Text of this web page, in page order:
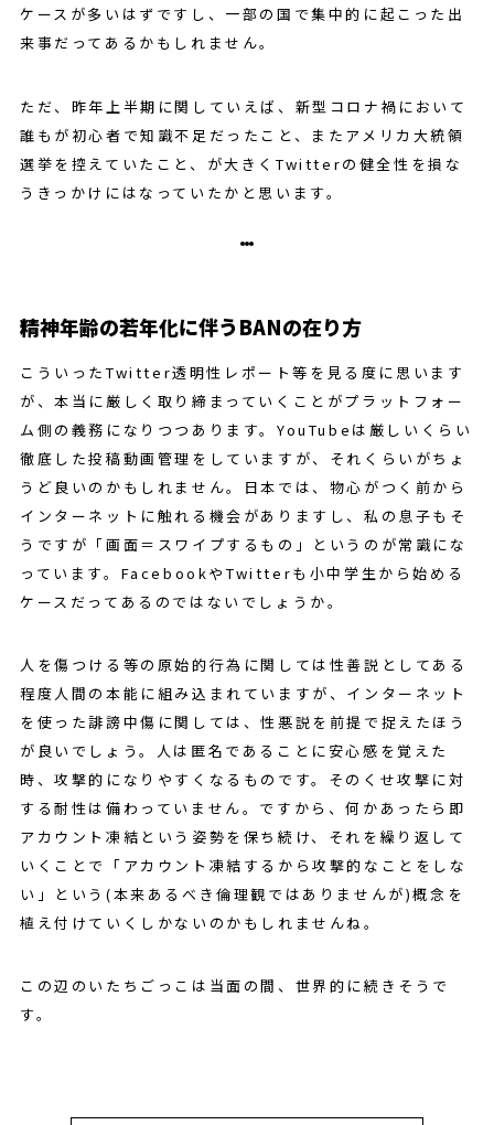
ケースが多いはずですし、一部の国で集中的に起こった出
来事だってあるかもしれません。
ただ、昨年上半期に関していえば、新型コロナ禍において
誰もが初心者で知識不足だったこと、またアメリカ大統領
選挙を控えていたこと、が大きくTwitterの健全性を損な
うきっかけにはなっていたかと思います。
精神年齢の若年化に伴うBANの在り方
こういったTwitter透明性レポート等を見る度に思います
が、本当に厳しく取り締まっていくことがプラットフォー
ム側の義務になりつつあります。YouTubeは厳しいくらい
徹底した投稿動画管理をしていますが、それくらいがちょ
うど良いのかもしれません。日本では、物心がつく前から
インターネットに触れる機会がありますし、私の息子もそ
うですが「画面＝スワイプするもの」というのが常識にな
っています。FacebookやTwitterも小中学生から始める
ケースだってあるのではないでしょうか。
人を傷つける等の原始的行為に関しては性善説としてある
程度人間の本能に組み込まれていますが、インターネット
を使った誹謗中傷に関しては、性悪説を前提で捉えたほう
が良いでしょう。人は匿名であることに安心感を覚えた
時、攻撃的になりやすくなるものです。そのくせ攻撃に対
する耐性は備わっていません。ですから、何かあったら即
アカウント凍結という姿勢を保ち続け、それを繰り返して
いくことで「アカウント凍結するから攻撃的なことをしな
い」という(本来あるべき倫理観ではありませんが)概念を
植え付けていくしかないのかもしれませんね。
この辺のいたちごっこは当面の間、世界的に続きそうで
す。